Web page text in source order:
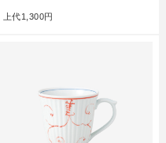
上代1,300円